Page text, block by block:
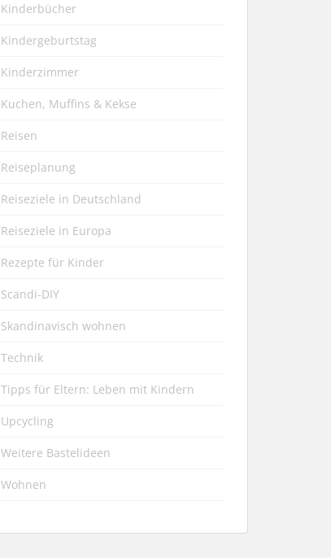
Kinderbücher
Kindergeburtstag
Kinderzimmer
Kuchen, Muffins & Kekse
Reisen
Reiseplanung
Reiseziele in Deutschland
Reiseziele in Europa
Rezepte für Kinder
Scandi-DIY
Skandinavisch wohnen
Technik
Tipps für Eltern: Leben mit Kindern
Upcycling
Weitere Bastelideen
Wohnen